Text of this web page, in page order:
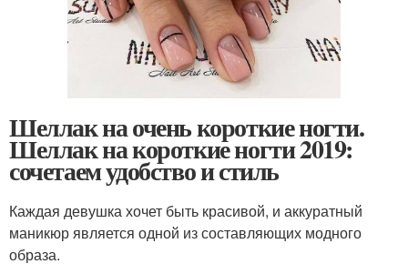
Шеллак на очень короткие ногти.
Шеллак на короткие ногти 2019:
сочетаем удобство и стиль
Каждая девушка хочет быть красивой, и аккуратный
маникюр является одной из составляющих модного
образа.